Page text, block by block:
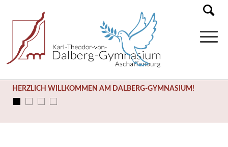
HERZLICH WILLKOMMEN AM DALBERG-GYMNASIUM!